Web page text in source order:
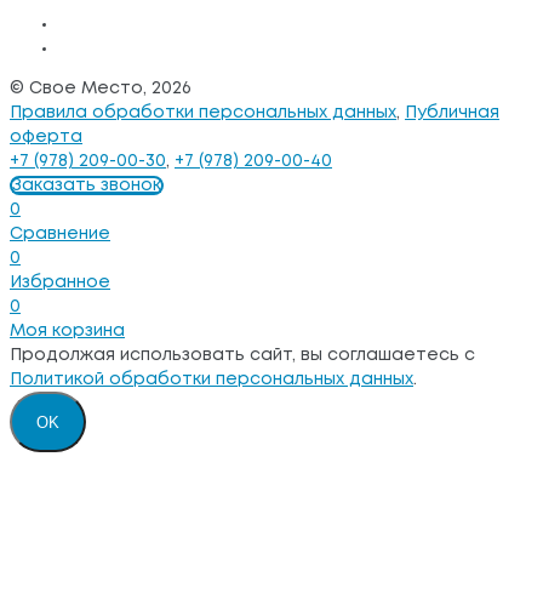
© Свое Место, 2026
Правила обработки персональных данных,
Публичная
оферта
+7 (978) 209-00-30, +7 (978) 209-00-40
Заказать звонок
0
Сравнение
0
Избранное
0
Моя корзина
Продолжая использовать сайт, вы соглашаетесь с
Политикой обработки персональных данных.
OK